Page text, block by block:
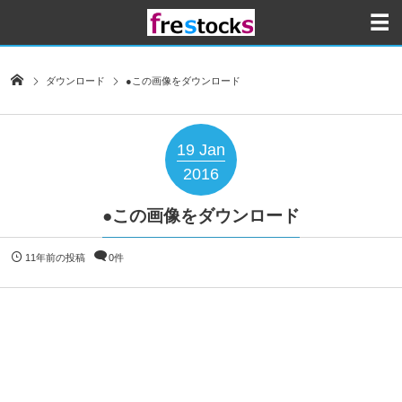
ダウンロード ●この画像をダウンロード
19 Jan
2016
●この画像をダウンロード
11年前の投稿 0件